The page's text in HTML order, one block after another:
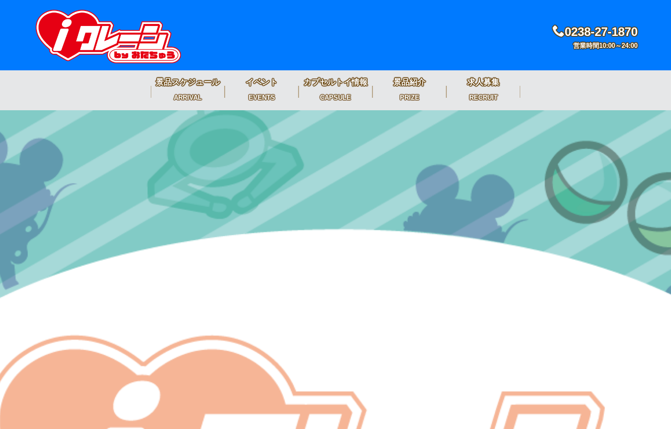
0238-27-1870
営業時間10:00～24:00
景品スケジュール
ARRIVAL
イベント
EVENTS
カプセルトイ情報
CAPSULE
景品紹介
PRIZE
求人募集
RECRUIT